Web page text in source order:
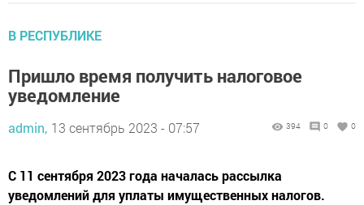
В РЕСПУБЛИКЕ
Пришло время получить налоговое
уведомление
admin, 13 сентябрь 2023 - 07:57 394 0 0
С 11 сентября 2023 года началась рассылка
уведомлений для уплаты имущественных налогов.